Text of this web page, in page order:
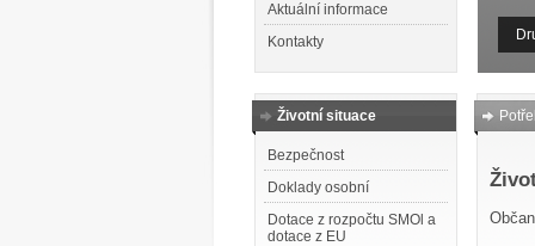
Aktuální informace
Kontakty
Životní situace
Bezpečnost
Doklady osobní
Dotace z rozpočtu SMOl a
dotace z EU